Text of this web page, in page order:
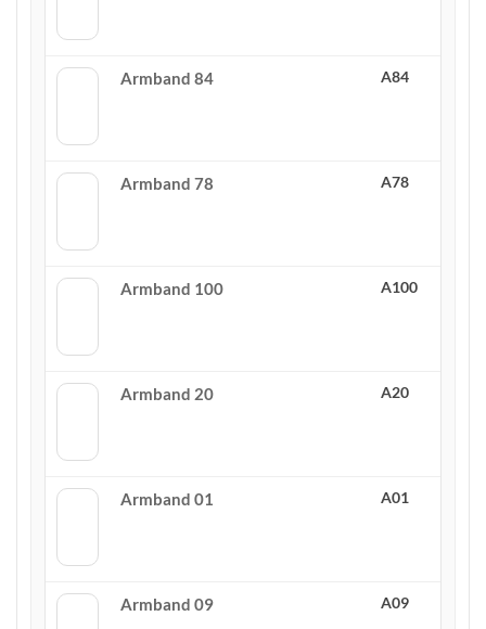
Armband 84 A84
Armband 78 A78
Armband 100 A100
Armband 20 A20
Armband 01 A01
Armband 09 A09